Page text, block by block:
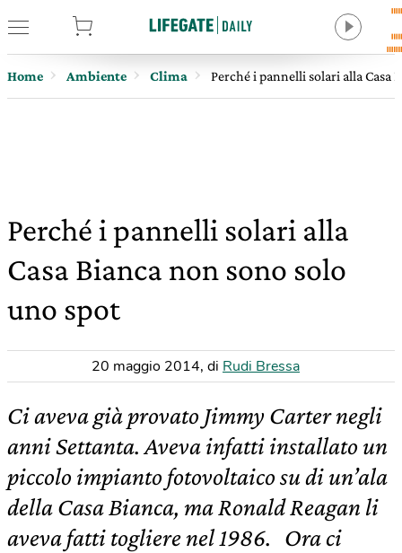
Home Ambiente Clima Perché i pannelli solari alla Casa
Perché i pannelli solari alla
Casa Bianca non sono solo
uno spot
20 maggio 2014, di Rudi Bressa
Ci aveva già provato Jimmy Carter negli
anni Settanta. Aveva infatti installato un
piccolo impianto fotovoltaico su di un’ala
della Casa Bianca, ma Ronald Reagan li
aveva fatti togliere nel 1986. Ora ci